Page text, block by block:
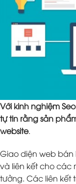
Với kinh nghiệm
tự tin rằng sản
website.
Giao diện web bán
và liên kết cho các
tưởng. Các liên kết